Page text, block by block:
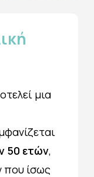
μια
50 ετών,
που ίσως